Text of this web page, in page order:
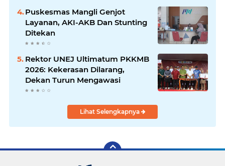
Puskesmas Mangli Genjot
Layanan, AKI-AKB Dan Stunting
Ditekan
Rektor UNEJ Ultimatum PKKMB
2026: Kekerasan Dilarang,
Dekan Turun Mengawasi
Lihat Selengkapnya